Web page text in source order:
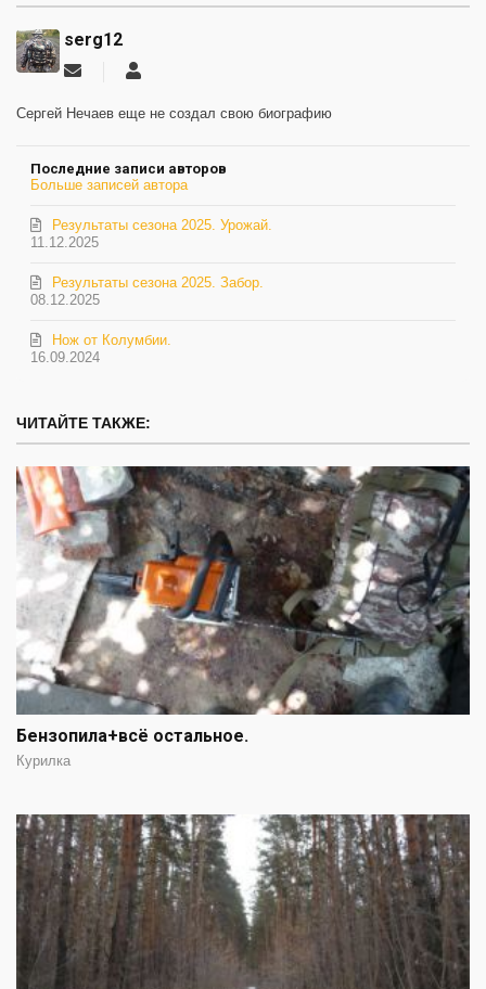
serg12
Подписаться
обновление
Сергей Нечаев еще не создал свою биографию
Последние записи авторов
Больше записей автора
11.12.2025
Результаты сезона 2025. Урожай.
08.12.2025
Результаты сезона 2025. Забор.
16.09.2024
Нож от Колумбии.
ЧИТАЙТЕ ТАКЖЕ:
Бензопила+всё остальное.
Курилка